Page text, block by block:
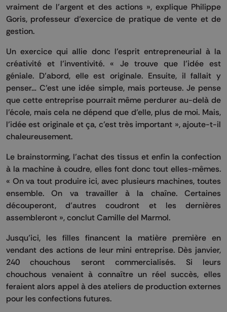
vraiment de l’argent et des actions », explique Philippe
Goris, professeur d’exercice de pratique de vente et de
gestion.
Un exercice qui allie donc l’esprit entrepreneurial à la
créativité et l’inventivité. « Je trouve que l’idée est
géniale. D’abord, elle est originale. Ensuite, il fallait y
penser… C’est une idée simple, mais porteuse. Je pense
que cette entreprise pourrait même perdurer au-delà de
l’école, mais cela ne dépend que d’elle, plus de moi. Mais,
l’idée est originale et ça, c’est très important », ajoute-t-il
chaleureusement.
Le brainstorming, l’achat des tissus et enfin la confection
à la machine à coudre, elles font donc tout elles-mêmes.
« On va tout produire ici, avec plusieurs machines, toutes
ensemble. On va travailler à la chaîne. Certaines
découperont, d’autres coudront et les dernières
assembleront », conclut Camille del Marmol.
Jusqu’ici, les filles financent la matière première en
vendant des actions de leur mini entreprise. Dès janvier,
240 chouchous seront commercialisés. Si leurs
chouchous venaient à connaître un réel succès, elles
feraient alors appel à des ateliers de production externes
pour les confections futures.